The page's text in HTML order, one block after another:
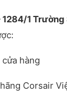
1284/1
hàng
Corsair